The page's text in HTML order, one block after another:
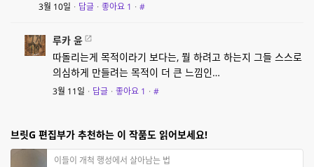
3월 10일 · 답글 · 좋아요 1 · #
루카 윤
따돌리는게 목적이라기 보다는, 뭘 하려고 하는지 그들 스스로
의심하게 만들려는 목적이 더 큰 느낌인…
3월 11일 · 답글 · 좋아요 1 · #
브릿G 편집부가 추천하는 이 작품도 읽어보세요!
이들이 개척 행성에서 살아남는 법